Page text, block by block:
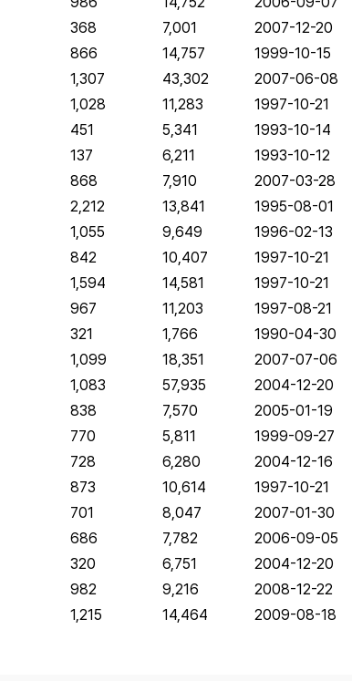
368 7,001
2007-12-20
866 14,757
1999-10-15
1,307 43,302
2007-06-08
1,028 11,283
1997-10-21
451 5,341
1993-10-14
137 6,211
1993-10-12
868 7,910
2007-03-28
2,212 13,841
1995-08-01
1,055 9,649
1996-02-13
842 10,407
1997-10-21
1,594 14,581
1997-10-21
967 11,203
1997-08-21
321 1,766
1990-04-30
1,099 18,351
2007-07-06
1,083 57,935
2004-12-20
838 7,570
2005-01-19
770 5,811
1999-09-27
728 6,280
2004-12-16
873 10,614
1997-10-21
701 8,047
2007-01-30
686 7,782
2006-09-05
320 6,751
2004-12-20
982 9,216
2008-12-22
1,215 14,464 2009-08-18